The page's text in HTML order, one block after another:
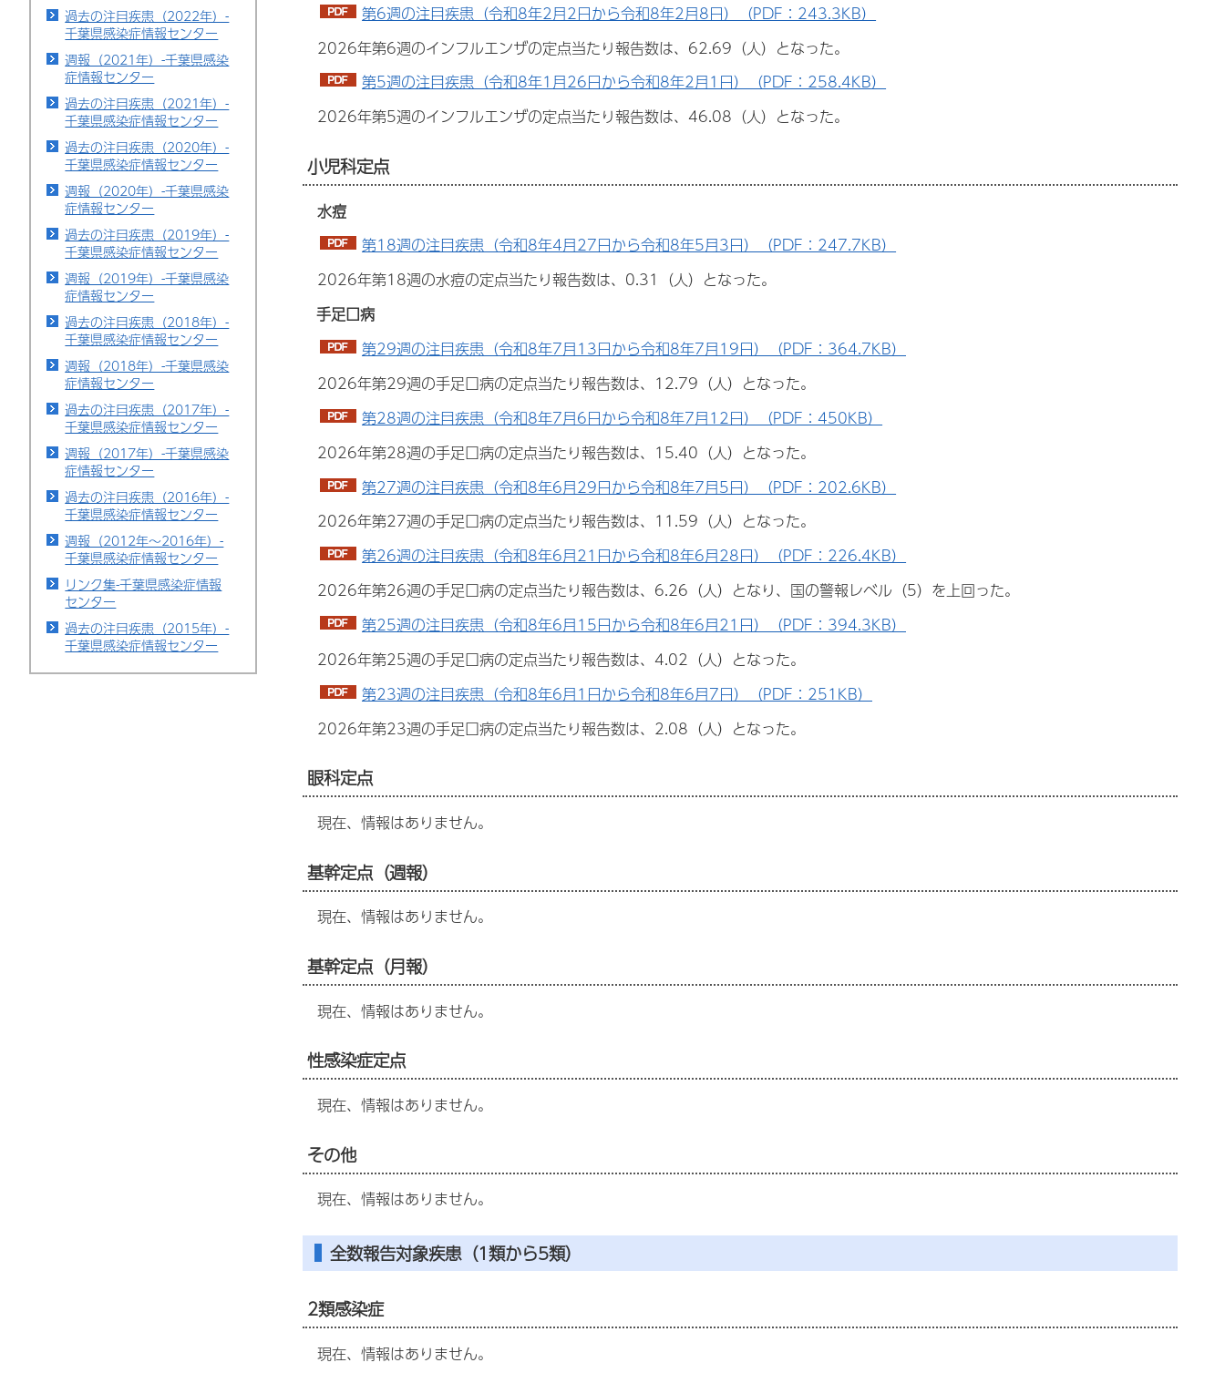
過去の注目疾患（2022年）-
千葉県感染症情報センター
週報（2021年）-千葉県感染
症情報センター
過去の注目疾患（2021年）-
千葉県感染症情報センター
過去の注目疾患（2020年）-
千葉県感染症情報センター
週報（2020年）-千葉県感染
症情報センター
過去の注目疾患（2019年）-
千葉県感染症情報センター
週報（2019年）-千葉県感染
症情報センター
過去の注目疾患（2018年）-
千葉県感染症情報センター
週報（2018年）-千葉県感染
症情報センター
過去の注目疾患（2017年）-
千葉県感染症情報センター
週報（2017年）-千葉県感染
症情報センター
過去の注目疾患（2016年）-
千葉県感染症情報センター
週報（2012年～2016年）-
千葉県感染症情報センター
リンク集-千葉県感染症情報
センター
過去の注目疾患（2015年）-
千葉県感染症情報センター
第6週の注目疾患（令和8年2月2日から令和8年2月8日）（PDF：243.3KB）
2026年第6週のインフルエンザの定点当たり報告数は、62.69（人）となった。
第5週の注目疾患（令和8年1月26日から令和8年2月1日）（PDF：258.4KB）
2026年第5週のインフルエンザの定点当たり報告数は、46.08（人）となった。
小児科定点
水痘
第18週の注目疾患（令和8年4月27日から令和8年5月3日）（PDF：247.7KB）
2026年第18週の水痘の定点当たり報告数は、0.31（人）となった。
手足口病
第29週の注目疾患（令和8年7月13日から令和8年7月19日）（PDF：364.7KB）
2026年第29週の手足口病の定点当たり報告数は、12.79（人）となった。
第28週の注目疾患（令和8年7月6日から令和8年7月12日）（PDF：450KB）
2026年第28週の手足口病の定点当たり報告数は、15.40（人）となった。
第27週の注目疾患（令和8年6月29日から令和8年7月5日）（PDF：202.6KB）
2026年第27週の手足口病の定点当たり報告数は、11.59（人）となった。
第26週の注目疾患（令和8年6月21日から令和8年6月28日）（PDF：226.4KB）
2026年第26週の手足口病の定点当たり報告数は、6.26（人）となり、国の警報レベル（5）を上回った。
第25週の注目疾患（令和8年6月15日から令和8年6月21日）（PDF：394.3KB）
2026年第25週の手足口病の定点当たり報告数は、4.02（人）となった。
第23週の注目疾患（令和8年6月1日から令和8年6月7日）（PDF：251KB）
2026年第23週の手足口病の定点当たり報告数は、2.08（人）となった。
眼科定点
現在、情報はありません。
基幹定点（週報）
現在、情報はありません。
基幹定点（月報）
現在、情報はありません。
性感染症定点
現在、情報はありません。
その他
現在、情報はありません。
全数報告対象疾患（1類から5類）
2類感染症
現在、情報はありません。